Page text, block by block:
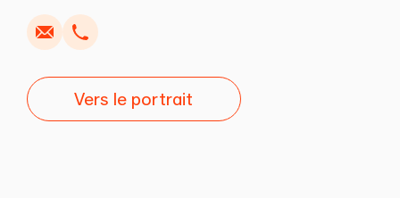
Vers le portrait